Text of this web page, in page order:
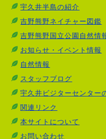
宇久井半島の紹介
吉野熊野ネイチャー図鑑
吉野熊野国立公園自然情
お知らせ・イベント情報
自然情報
スタッフブログ
宇久井ビジターセンター
関連リンク
本サイトについて
お問い合わせ